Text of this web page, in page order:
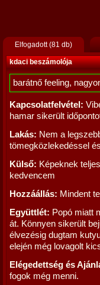
Elfogadott (81 db)
kdaci beszámolója
barátnő feeling,
Kapcsolatfelvétel:
hamar sikerült
Lakás: Nem a
tömegközlekedéssel
Külső: Képeknek
kedvencem
Hozzáállás: Mindent
Együttlét: Popó miatt
át. Könnyen sikerült
élvezésig dugtam
elején még lovagolt
Elégedettség és
fogok még menni.